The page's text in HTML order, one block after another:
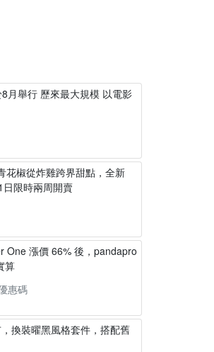
月舉行 歷來最大規模 以電影
花椒從炸雞跨界甜點，全新
日限時兩周開賣
One 漲價 66% 後，pandapro
算
惠碼
換裝曜黑風格套件，搭配舊